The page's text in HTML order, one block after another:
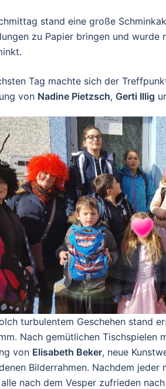
stand eine große
zu Papier bringen und wurde
Tag machte sich der
von Nadine Pietzsch, Gerti Illig
turbulentem Geschehen stand
Nach gemütlichen Tischspielen
von Elisabeth Beker, neue
Bilderrahmen. Nachdem jeder
nach dem Vesper zufrieden nach